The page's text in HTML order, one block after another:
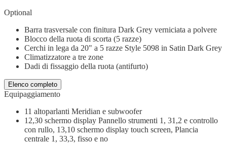
Optional
Barra trasversale con finitura Dark Grey verniciata a polvere
Blocco della ruota di scorta (5 razze)
Cerchi in lega da 20" a 5 razze Style 5098 in Satin Dark Grey
Climatizzatore a tre zone
Dadi di fissaggio della ruota (antifurto)
Elenco completo
Equipaggiamento
11 altoparlanti Meridian e subwoofer
12,30 schermo display Pannello strumenti 1, 31,2 e controllo
con rullo, 13,10 schermo display touch screen, Plancia
centrale 1, 33,3, fisso e no